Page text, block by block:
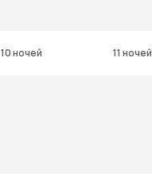
10 ночей 11 ночей